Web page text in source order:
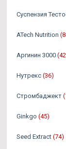
Суспензия
ATech Nutrition
Аргинин 3000
Нутрекс (36)
Стромбаджект
Ginkgo (45)
Seed Extract (74)